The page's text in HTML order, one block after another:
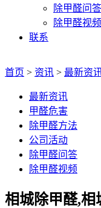
除甲醛问答
除甲醛视频
联系
首页 > 资讯 > 最新资
最新资讯
甲醛危害
除甲醛方法
公司活动
除甲醛问答
除甲醛视频
相城除甲醛,相